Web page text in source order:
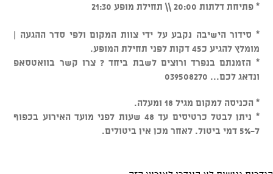
* פתיחת דלתות 20:00 \\ תחילת מופע 21:30
* סידור הישיבה נקבע על ידי צוות המקום ולפי סדר ההגעה |
מומלץ להגיע כ45 דקות לפני תחילת המופע.
* הזמנתם בנפרד ורוצים לשבת ביחד ? צרו קשר בוואטסאפ
ונדאג לכם... 039508270
* הכניסה למקום מגיל 18 ומעלה.
* ניתן לבטל כרטיסים עד 48 שעות לפני מועד האירוע בכפוף
ל-5% דמי ביטול. לאחר מכן אין ביטולים.